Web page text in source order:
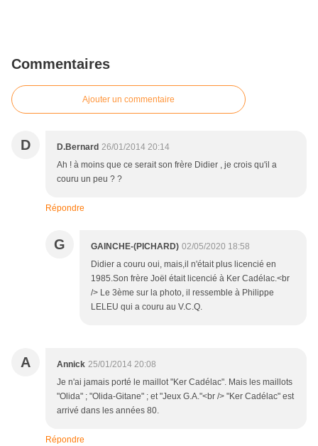
Commentaires
Ajouter un commentaire
D D.Bernard 26/01/2014 20:14
Ah ! à moins que ce serait son frère Didier , je crois qu'il a
couru un peu ? ?
Répondre
G GAINCHE-(PICHARD) 02/05/2020 18:58
Didier a couru oui, mais,il n'était plus licencié en
1985.Son frère Joël était licencié à Ker Cadélac.<br
/> Le 3ème sur la photo, il ressemble à Philippe
LELEU qui a couru au V.C.Q.
A Annick 25/01/2014 20:08
Je n'ai jamais porté le maillot "Ker Cadélac". Mais les maillots
"Olida" ; "Olida-Gitane" ; et "Jeux G.A."<br /> "Ker Cadélac" est
arrivé dans les années 80.
Répondre